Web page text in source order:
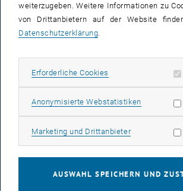
© TU Wien# 88199
IMPRESSUM
DATENSCHUTZERKLÄRUNG
weiterzugeben. Weitere Informationen zu
von Drittanbietern auf der Website
Datenschutzerklärung.
Erforderliche Cookies Erforderliche
Anonymisierte WebstatistikenStatistik
Marketing und DrittanbieterMarketing
AUSWAHL SPEICHERN UND